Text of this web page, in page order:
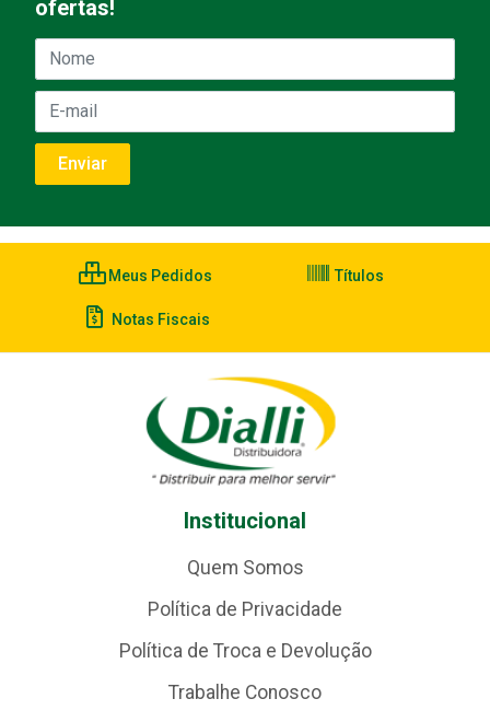
ofertas!
Meus Pedidos Títulos
Notas Fiscais
Institucional
Quem Somos
Política de Privacidade
Política de Troca e Devolução
Trabalhe Conosco